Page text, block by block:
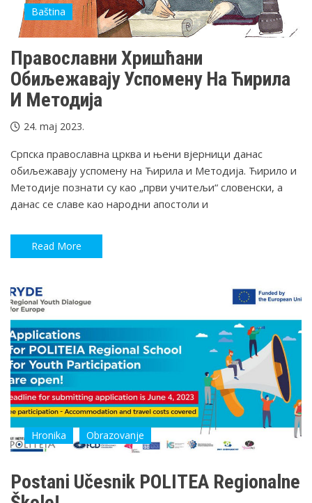
Baština
Православни Хришћани
Обиљежавају Успомену На Ћирила
И Методија
24. maj 2023.
Српска православна црква и њени вјерници данас
обиљежавају успомену на Ћирила и Методија. Ћирило и
Методије познати су као „први учитељи“ словенски, а
данас се славе као народни апостоли и
Read More
Hronika Obrazovanje
Postani Učesnik POLITEA Regionalne